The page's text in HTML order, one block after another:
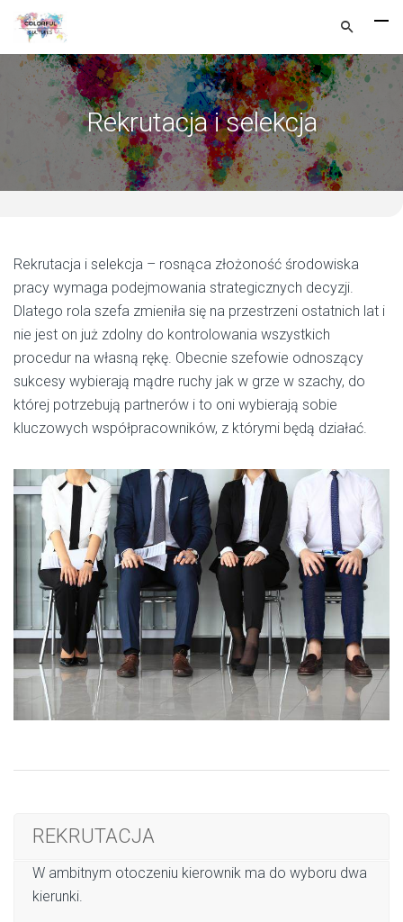
Rekrutacja i selekcja
Rekrutacja i selekcja – rosnąca złożoność środowiska
pracy wymaga podejmowania strategicznych decyzji.
Dlatego rola szefa zmieniła się na przestrzeni ostatnich lat i
nie jest on już zdolny do kontrolowania wszystkich
procedur na własną rękę. Obecnie szefowie odnoszący
sukcesy wybierają mądre ruchy jak w grze w szachy, do
której potrzebują partnerów i to oni wybierają sobie
kluczowych współpracowników, z którymi będą działać.
REKRUTACJA
W ambitnym otoczeniu kierownik ma do wyboru dwa
kierunki.